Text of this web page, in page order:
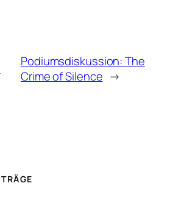
Podiumsdiskussion: The
Crime of Silence →